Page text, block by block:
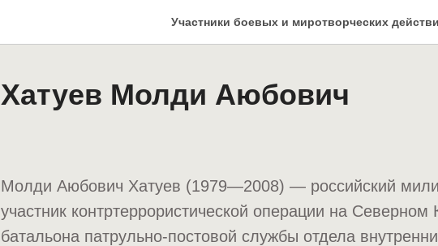
Участники боевых и миротворческих
Хатуев Молди Аюбович
Молди Аюбович Хатуев (1979—2008) — российский
участник контртеррористической операции на Северном
батальона патрульно-постовой службы отдела